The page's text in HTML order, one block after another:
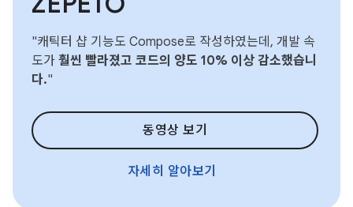
"캐틱터 샵 기능도 Compose로 작성하였는데, 개발 속
도가 훨씬 빨라졌고 코드의 양도 10% 이상 감소했습니
다."
동영상 보기
자세히 알아보기